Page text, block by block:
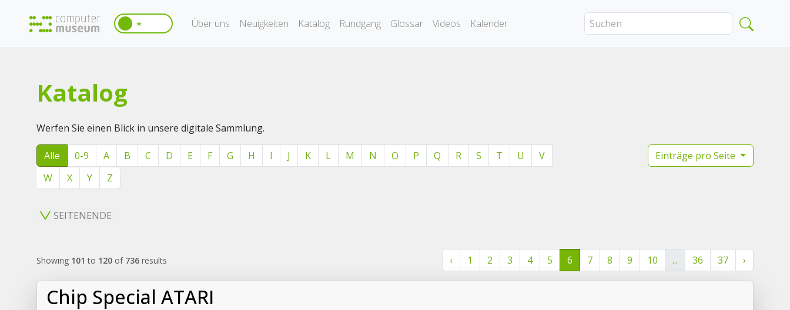
☀️ Über uns Neuigkeiten Katalog Rundgang Glossar Videos Kalender
Katalog
Werfen Sie einen Blick in unsere digitale Sammlung.
Alle 0-9 A B C D E F G H I J K L M N O P Q R S T U
V
W
X Y Z
Einträge pro Seite
SEITENENDE
Showing 101 to 120 of 736 results ‹ 1 2 3 4 5 6 7 8 9 10 ... 36 37 ›
Chip Special ATARI